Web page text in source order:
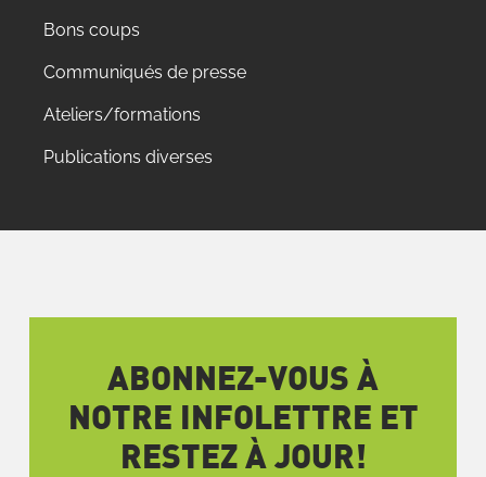
Bons coups
Communiqués de presse
Ateliers/formations
Publications diverses
ABONNEZ-VOUS À
NOTRE INFOLETTRE ET
RESTEZ À JOUR!